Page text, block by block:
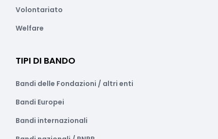
Volontariato
Welfare
TIPI DI BANDO
Bandi delle Fondazioni / altri enti
Bandi Europei
Bandi internazionali